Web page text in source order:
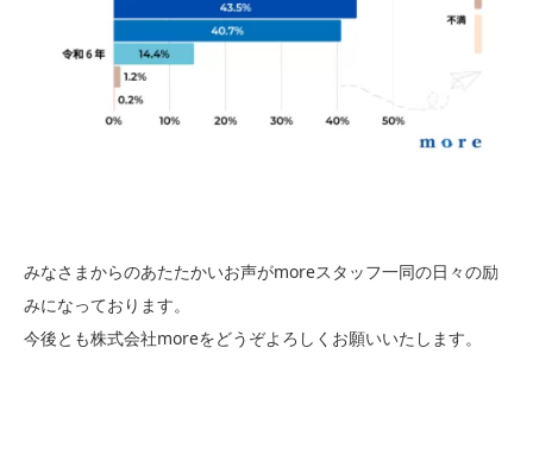
みなさまからのあたたかいお声がmoreスタッフ一同の日々の励
みになっております。
今後とも株式会社moreをどうぞよろしくお願いいたします。